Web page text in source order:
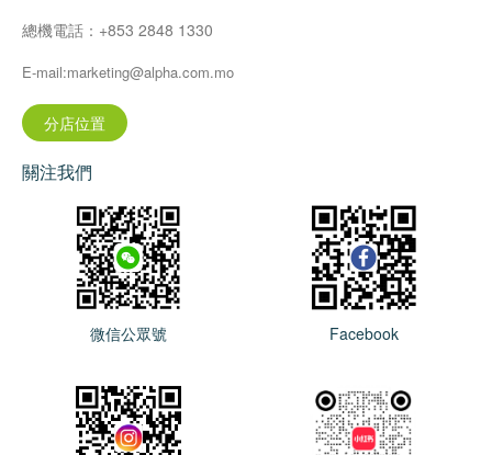
總機電話：+853 2848 1330
E-mail:marketing@alpha.com.mo
分店位置
關注我們
微信公眾號 Facebook